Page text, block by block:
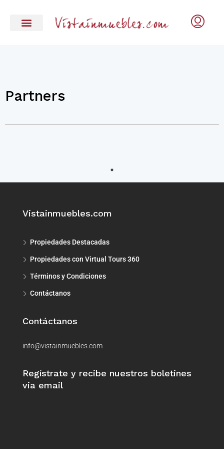
Partners
Vistainmuebles.com
Propiedades Destacadas
Propiedades con Virtual Tours 360
Términos y Condiciones
Contáctanos
Contáctanos
info@vistainmuebles.com
Regístrate y recibe nuestros boletines
via email